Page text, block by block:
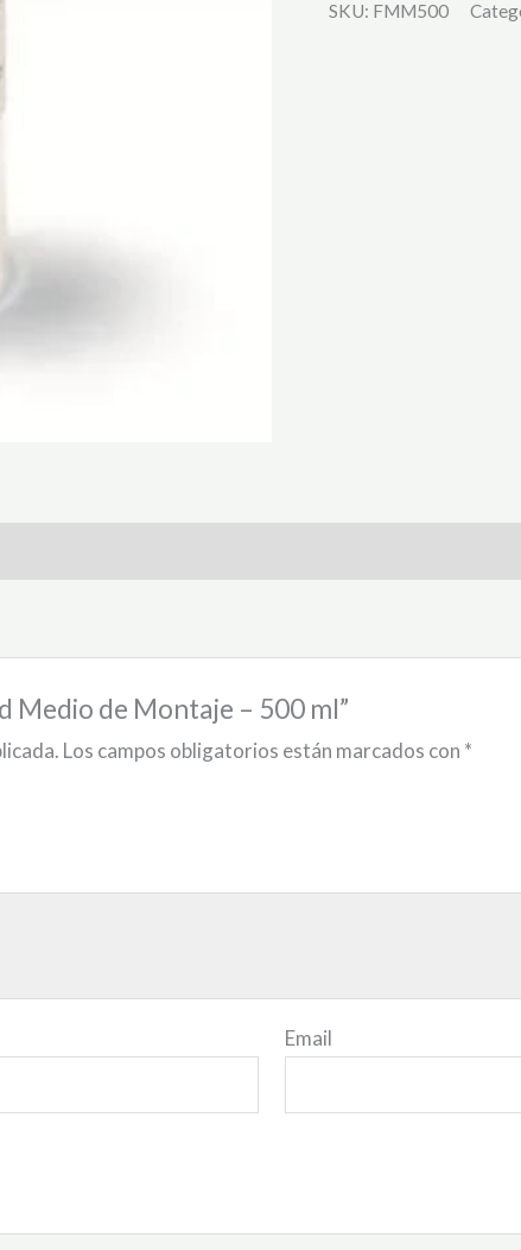
SKU: FMM500
Medio de Montaje – 500 ml”
Los campos obligatorios están marcados con *
Email